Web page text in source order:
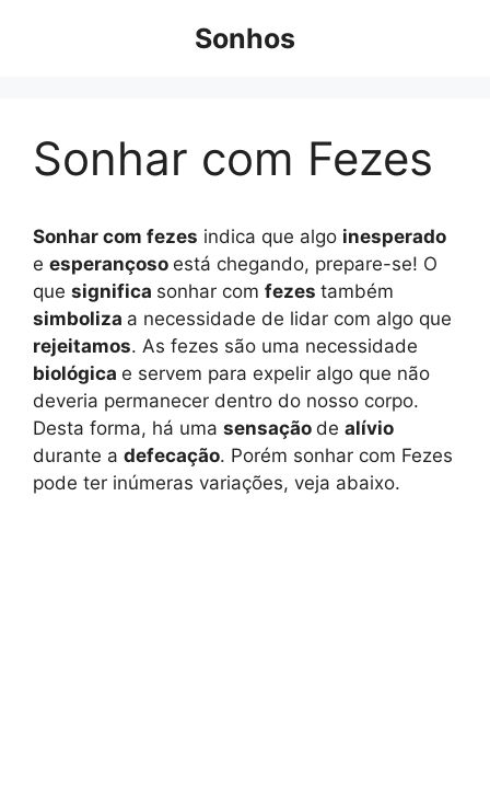
Sonhos
Sonhar com Fezes
Sonhar com fezes indica que algo inesperado
e esperançoso está chegando, prepare-se! O
que significa sonhar com fezes também
simboliza a necessidade de lidar com algo que
rejeitamos. As fezes são uma necessidade
biológica e servem para expelir algo que não
deveria permanecer dentro do nosso corpo.
Desta forma, há uma sensação de alívio
durante a defecação. Porém sonhar com Fezes
pode ter inúmeras variações, veja abaixo.